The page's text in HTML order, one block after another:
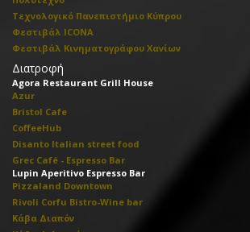
Τεχνολογικό Πανεπιστήμιο Κύπρου
Φεστιβάλ ICONA
Φεστιβάλ Κινηματογράφου Χανίων
Διατροφή
Agora Restaurant Grill House
Azur
Bristol Cafe
CoffeeHub
Disanto Italian street food
Grec Café - Espresso Bar
Lupin Aperitivo Espresso Bar
Pizzaland Downtown
Rivoli Corfu Bistro-Wine bar
Κάβα Διαπόν